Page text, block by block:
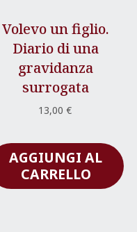
Volevo un figlio.
Diario di una
gravidanza
surrogata
13,00 €
AGGIUNGI AL
CARRELLO